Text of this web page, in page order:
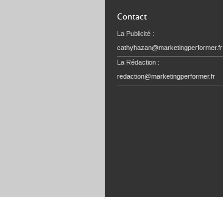
Contact
La Publicité :
cathyhazan@marketingperformer.fr
La Rédaction :
redaction@marketingperformer.fr